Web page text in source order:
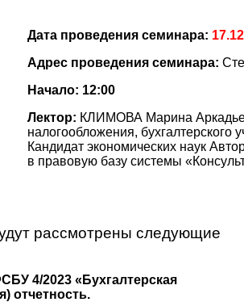
Дата проведения семинара:
Адрес проведения семинара:
Начало: 12:00
Лектор: КЛИМОВА Марина
налогообложения, бухгалтерского
Кандидат экономических наук
в правовую базу системы
рассмотрены следующие
4/2023 «Бухгалтерская
отчетность.